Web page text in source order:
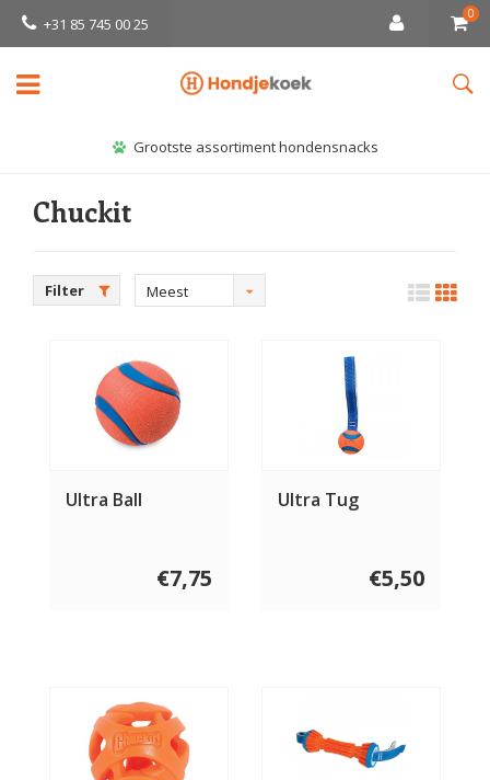
+31 85 745 00 25
0
Grootste assortiment hondensnacks
Chuckit
Filter
Meest
Ultra Ball
€7,75
Ultra Tug
€5,50